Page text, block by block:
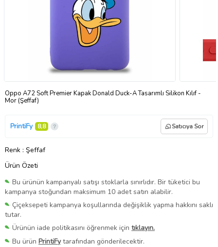
Oppo A72 Soft Premier Kapak Donald Duck-A Tasarımlı Silikon Kılıf -
Mor (Şeffaf)
PrintiFy 8,8 Satıcıya Sor
Renk : Şeffaf
Ürün Özeti
Bu ürünün kampanyalı satışı stoklarla sınırlıdır. Bir tüketici bu
kampanya stoğundan maksimum 10 adet satın alabilir.
Çiçeksepeti kampanya koşullarında değişiklik yapma hakkını saklı
tutar.
Ürünün iade politikasını öğrenmek için tıklayın.
Bu ürün PrintiFytarafından gönderilecektir.